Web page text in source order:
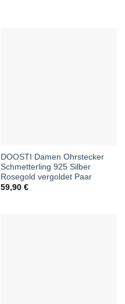
DOOSTI Damen Ohrstecker
Schmetterling 925 Silber
Rosegold vergoldet Paar
59,90 €